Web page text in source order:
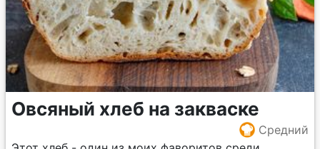
Овсяный хлеб на закваске
Средний